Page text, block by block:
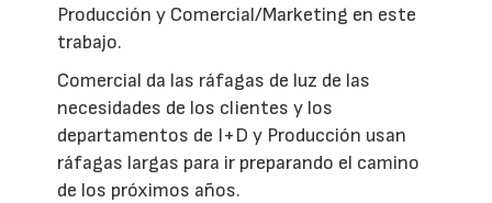
Producción y Comercial/Marketing en este
trabajo.
Comercial da las ráfagas de luz de las
necesidades de los clientes y los
departamentos de I+D y Producción usan
ráfagas largas para ir preparando el camino
de los próximos años.